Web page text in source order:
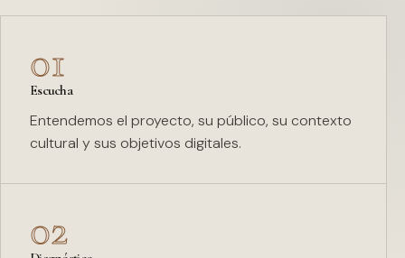
01
Escucha
Entendemos el proyecto, su público, su contexto
cultural y sus objetivos digitales.
02